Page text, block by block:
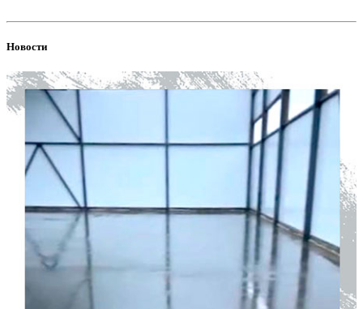
Новости